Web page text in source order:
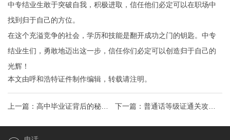
中专结业生敢于突破自我，积极进取，信任他们必定可以在职场中
找到归于自己的方位。
在这个充溢竞争的社会，学历和技能是翻开成功之门的钥匙。中专
结业生们，勇敢地迈出这一步，信任你们必定可以创造归于自己的
光辉！
本文由呼和浩特证件制作编辑，转载请注明。
上一篇： 高中毕业证背后的秘密
升学之路的必备利器与成长启示
下一篇： 普通话等级证通关攻略
掌握金钥匙，开启职场新篇章！